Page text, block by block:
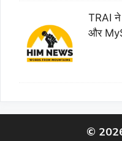
TRAI ने
और
©